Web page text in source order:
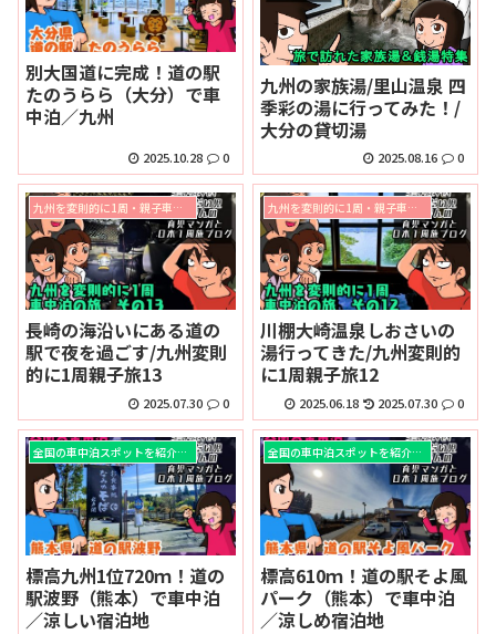
別大国道に完成！道の駅
たのうらら（大分）で車
中泊／九州
2025.10.28 0
九州の家族湯/里山温泉 四
季彩の湯に行ってみた！/
大分の貸切湯
2025.08.16 0
九州を変則的に1周・親子車中泊の旅
長崎の海沿いにある道の
駅で夜を過ごす/九州変則
的に1周親子旅13
2025.07.30 0
九州を変則的に1周・親子車中泊の旅
川棚大崎温泉しおさいの
湯行ってきた/九州変則的
に1周親子旅12
2025.06.18 2025.07.30 0
全国の車中泊スポットを紹介！！
標高九州1位720ｍ！道の
駅波野（熊本）で車中泊
／涼しい宿泊地
全国の車中泊スポットを紹介！！
標高610ｍ！道の駅そよ風
パーク（熊本）で車中泊
／涼しめ宿泊地